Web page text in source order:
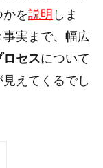
を説明 しま
実まで、幅広
ロセスについて
えてくるでし